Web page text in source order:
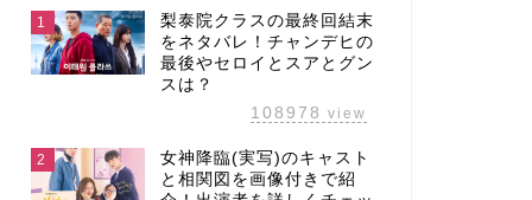
1
梨泰院クラスの最終回結末
をネタバレ！チャンデヒの
最後やセロイとスアとグン
スは？
108978 view
2
女神降臨(実写)のキャスト
と相関図を画像付きで紹